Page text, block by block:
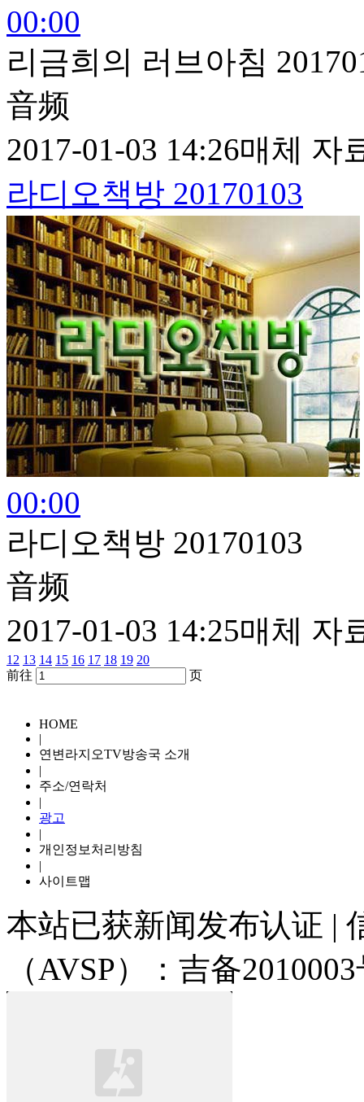
00:00
리금희의 러브아침
音频
2017-01-03 14:26매체 자
라디오책방 20170103
00:00
라디오책방 20170103
音频
2017-01-03 14:25매체 자
12 13 14 15 16 17 18 19 20
前往
页
HOME
|
연변라지오TV방송국 소개
|
주소/연락처
|
광고
|
개인정보처리방침
|
사이트맵
本站已获新闻发布认证 |
（AVSP）：吉备